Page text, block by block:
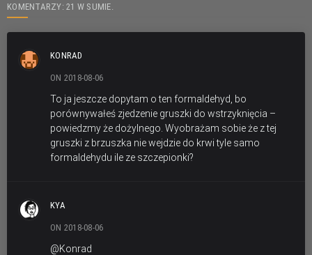
KOMENTARZY: 21 W SUMIE.
KONRAD
ON 2018-08-06
To ja jeszcze dopytam o ten formaldehyd, bo
porównywałeś zjedzenie gruszki do wstrzyknięcia –
powiedzmy że dożylnego. Wyobrażam sobie że z tej
gruszki z brzuszka nie wejdzie do krwi tyle samo
formaldehydu ile ze szczepionki?
KYA
ON 2018-08-06
@Konrad